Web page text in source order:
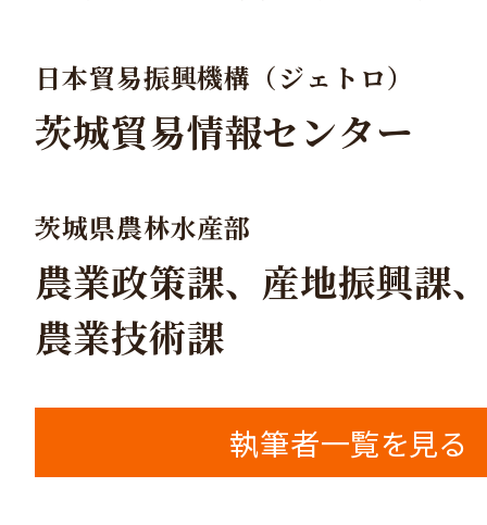
日本貿易振興機構（ジェトロ）
茨城貿易情報センター
茨城県農林水産部
農業政策課、産地振興課
農業技術課
執筆者一覧を見る